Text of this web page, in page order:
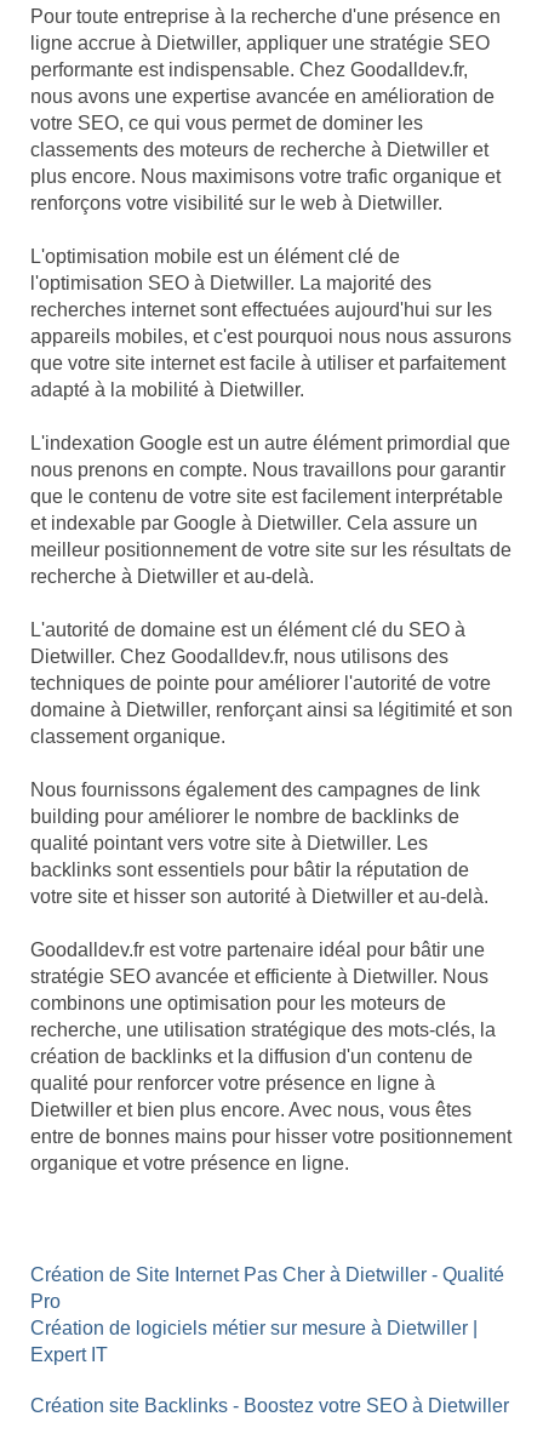
Pour toute entreprise à la recherche d'une présence en
ligne accrue à Dietwiller, appliquer une stratégie SEO
performante est indispensable. Chez Goodalldev.fr,
nous avons une expertise avancée en amélioration de
votre SEO, ce qui vous permet de dominer les
classements des moteurs de recherche à Dietwiller et
plus encore. Nous maximisons votre trafic organique et
renforçons votre visibilité sur le web à Dietwiller.
L'optimisation mobile est un élément clé de
l'optimisation SEO à Dietwiller. La majorité des
recherches internet sont effectuées aujourd'hui sur les
appareils mobiles, et c'est pourquoi nous nous assurons
que votre site internet est facile à utiliser et parfaitement
adapté à la mobilité à Dietwiller.
L'indexation Google est un autre élément primordial que
nous prenons en compte. Nous travaillons pour garantir
que le contenu de votre site est facilement interprétable
et indexable par Google à Dietwiller. Cela assure un
meilleur positionnement de votre site sur les résultats de
recherche à Dietwiller et au-delà.
L'autorité de domaine est un élément clé du SEO à
Dietwiller. Chez Goodalldev.fr, nous utilisons des
techniques de pointe pour améliorer l'autorité de votre
domaine à Dietwiller, renforçant ainsi sa légitimité et son
classement organique.
Nous fournissons également des campagnes de link
building pour améliorer le nombre de backlinks de
qualité pointant vers votre site à Dietwiller. Les
backlinks sont essentiels pour bâtir la réputation de
votre site et hisser son autorité à Dietwiller et au-delà.
Goodalldev.fr est votre partenaire idéal pour bâtir une
stratégie SEO avancée et efficiente à Dietwiller. Nous
combinons une optimisation pour les moteurs de
recherche, une utilisation stratégique des mots-clés, la
création de backlinks et la diffusion d'un contenu de
qualité pour renforcer votre présence en ligne à
Dietwiller et bien plus encore. Avec nous, vous êtes
entre de bonnes mains pour hisser votre positionnement
organique et votre présence en ligne.
Création de Site Internet Pas Cher à Dietwiller - Qualité
Pro
Création de logiciels métier sur mesure à Dietwiller |
Expert IT
Création site Backlinks - Boostez votre SEO à Dietwiller